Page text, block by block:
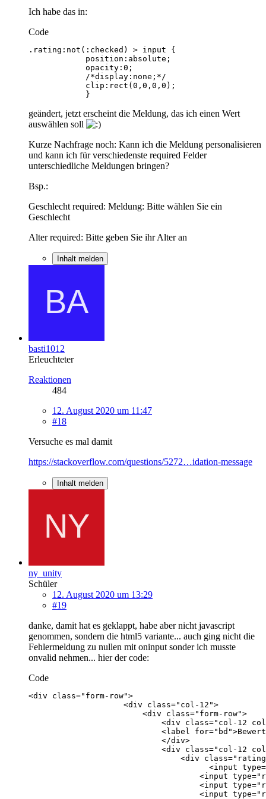
Ich habe das in:
Code
            }
geändert, jetzt erscheint die Meldung, das ich einen Wert
auswählen soll
Kurze Nachfrage noch: Kann ich die Meldung personalisieren
und kann ich für verschiedenste required Felder
unterschiedliche Meldungen bringen?
Bsp.:
Geschlecht required: Meldung: Bitte wählen Sie ein
Geschlecht
Alter required: Bitte geben Sie ihr Alter an
Inhalt melden
basti1012
Erleuchteter
Reaktionen
484
12. August 2020 um 11:47
#18
Versuche es mal damit
https://stackoverflow.com/questions/5272…idation-message
Inhalt melden
ny_unity
Schüler
12. August 2020 um 13:29
#19
danke, damit hat es geklappt, habe aber nicht javascript
genommen, sondern die html5 variante... auch ging nicht die
Fehlermeldung zu nullen mit oninput sonder ich musste
onvalid nehmen... hier der code:
Code